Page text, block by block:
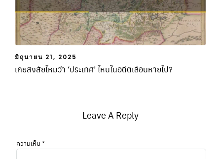
มิถุนายน 21, 2025
เคยสงสัยไหมว่า ‘ประเทศ’ ไหนในอดีตเลือนหายไป?
Leave A Reply
ความเห็น *